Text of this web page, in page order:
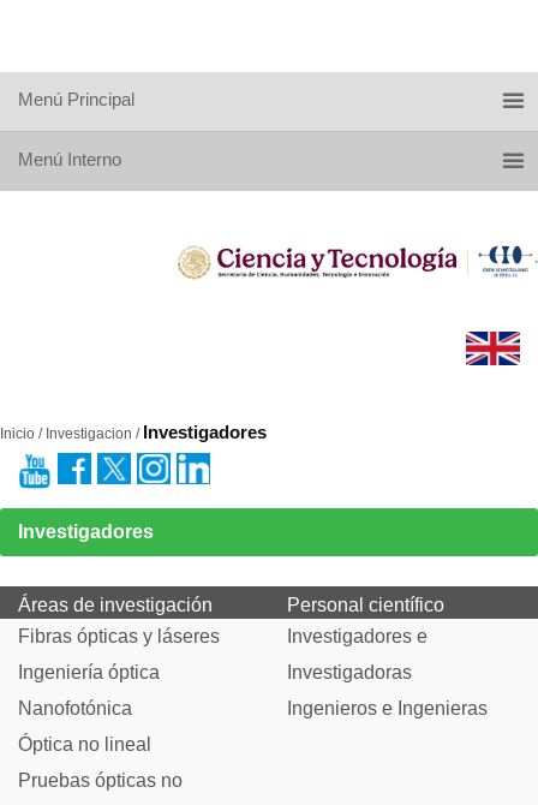
Menú Principal
Menú Interno
Inicio / Investigacion / Investigadores
Investigadores
Áreas de investigación
Fibras ópticas y láseres
Ingeniería óptica
Nanofotónica
Óptica no lineal
Pruebas ópticas no
Personal científico
Investigadores e
Investigadoras
Ingenieros e Ingenieras